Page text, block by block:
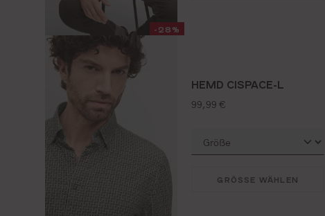
-28%
HEMD CISPACE-L
regulärer preis:
99,99 €
GRÖSSE WÄHLEN